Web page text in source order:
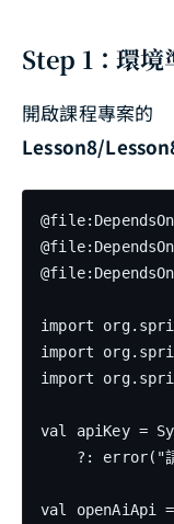
Step 1：環境
開啟課程專案的
Lesson8/
import
import
import
val apiKey =
?: error("
val openAiApi